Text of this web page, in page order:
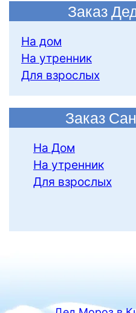
Заказ
На дом
На утренник
Для взрослых
Заказ
На Дом
На утренник
Для взрослых